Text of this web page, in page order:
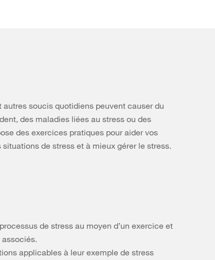
soucis quotidiens peuvent causer du
des maladies liées au stress ou des
des exercices pratiques pour aider vos
de stress et à mieux gérer le stress.
de stress au moyen d’un exercice et
applicables à leur exemple de stress